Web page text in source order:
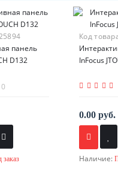
панель
D132
0
заказ
Код
InFocus
0.00 руб.
Наличие: